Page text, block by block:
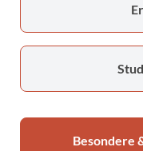
Besondere